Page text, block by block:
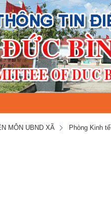
MÔN UBND XÃ Phòng Kinh tế